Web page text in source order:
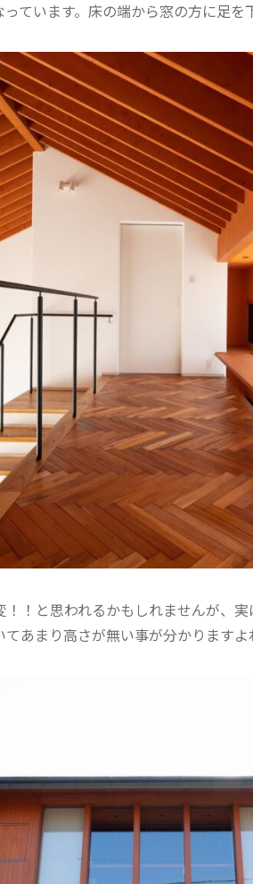
ています。床の端から窓の方に足を
！と思われるかもしれませんが、
あまり高さが無い事が分かります